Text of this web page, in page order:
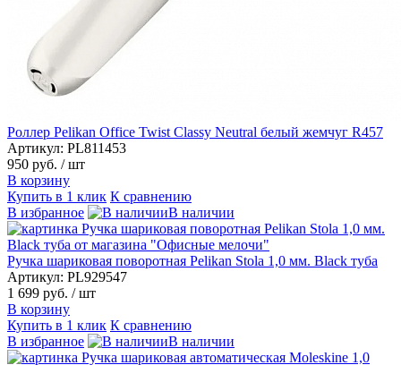
Роллер Pelikan Office Twist Classy Neutral белый жемчуг R457
Артикул: PL811453
950 руб. / шт
В корзину
Купить в 1 клик К сравнению
В избранное
В наличии
Ручка шариковая поворотная Pelikan Stola 1,0 мм. Black туба
Артикул: PL929547
1 699 руб. / шт
В корзину
Купить в 1 клик К сравнению
В избранное
В наличии